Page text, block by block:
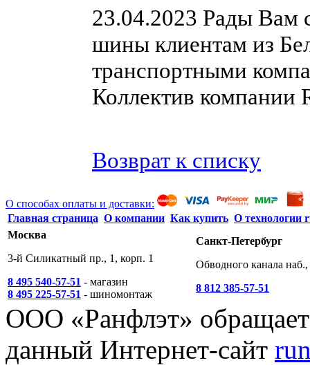
23.04.2023 Рады Вам
шины клиентам из
транспортными
Коллектив компании
Возврат к списку
О способах оплаты и доставки:
Главная страница О компании Как купить О технологии
Москва
3-й Силикатный пр., 1, корп. 1
8 495 540-57-51 - магазин
8 495 225-57-51 - шиномонтаж
Санкт-Петербург
Обводного канала
8 812 385-57-51
ООО «Ранфлэт»
данный Интернет-сайт